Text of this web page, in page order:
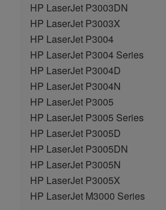
HP LaserJet P3003DN
HP LaserJet P3003X
HP LaserJet P3004
HP LaserJet P3004 Series
HP LaserJet P3004D
HP LaserJet P3004N
HP LaserJet P3005
HP LaserJet P3005 Series
HP LaserJet P3005D
HP LaserJet P3005DN
HP LaserJet P3005N
HP LaserJet P3005X
HP LaserJet M3000 Series